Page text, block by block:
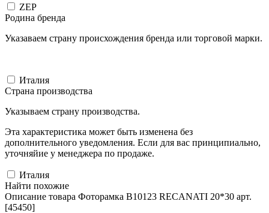
ZEP
Родина бренда
Указаваем страну происхождения бренда или торговой марки.
Италия
Страна производства
Указываем страну производства.
Эта характеристика может быть изменена без
дополнительного уведомления. Если для вас принципиально,
уточняйие у менеджера по продаже.
Италия
Найти похожие
Описание товара Фоторамка B10123 RECANATI 20*30 арт.
[45450]